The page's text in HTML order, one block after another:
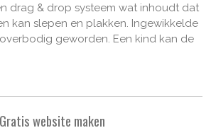
drag & drop systeem wat inhoudt dat
kan slepen en plakken. Ingewikkelde
geworden. Een kind kan de
Gratis website maken